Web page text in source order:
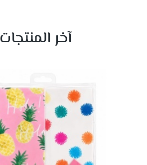
آخر المنتجات